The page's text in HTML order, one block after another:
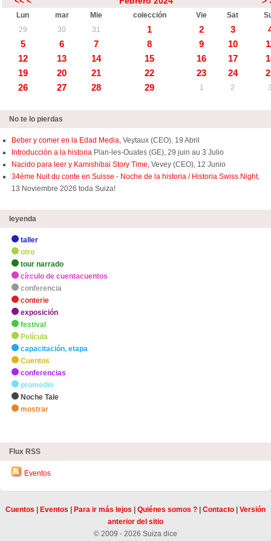
Lun mar Mie colección Vie Sat
29
30 31 1 2 3
5
6 7 8 9 10
12
13 14 15 16 17
19
20 21 22 23 24
26
27 28 29 1 2
No te lo pierdas
Beber y comer en la Edad Media, Veytaux (CEO), 19 Abril
Introducción a la historia Plan-les-Ouates (GE), 29 juin au 3 Julio
Nacido para leer y Kamishibai Story Time, Vevey (CEO), 12 Junio
34ème Nuit du conte en Suisse - Noche de la historia / Historia Swiss Night,
13 Noviembre 2026 toda Suiza!
leyenda
taller
otro
tour narrado
círculo de cuentacuentos
conferencia
conterie
exposición
festival
Película
capacitación, etapa
Cuentos
conferencias
promedio
Noche Tale
mostrar
Flux RSS
Eventos
Cuentos Eventos Para ir más lejos Quiénes somos ? Contacto
Versión
anterior del sitio
© 2009 - 2026 Suiza dice